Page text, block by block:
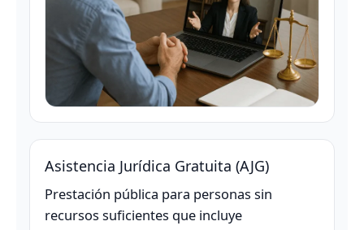
Asistencia Jurídica Gratuita (AJG)
Prestación pública para personas sin
recursos suficientes que incluye